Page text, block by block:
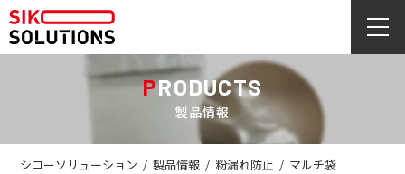
PRODUCTS
製品情報
シコーソリューション / 製品情報 / 粉漏れ防止 / マルチ袋